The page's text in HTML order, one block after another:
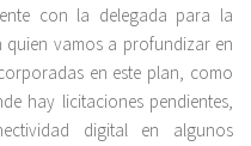
con la delegada para la
vamos a profundizar en
en este plan, como
hay licitaciones pendientes,
digital en algunos